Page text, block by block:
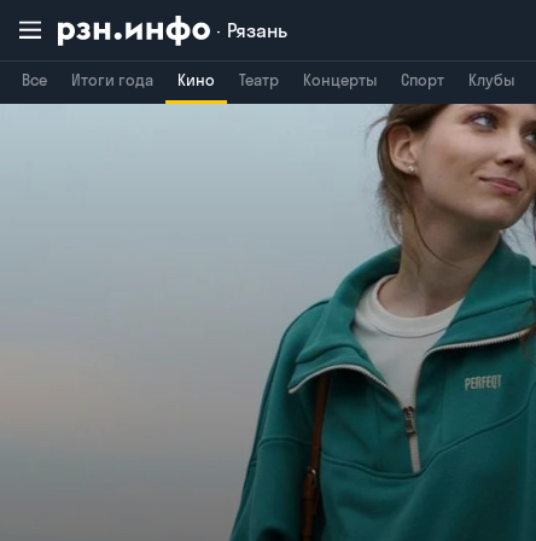
Рязань
Все Итоги года Кино Театр Концерты Спорт Клубы